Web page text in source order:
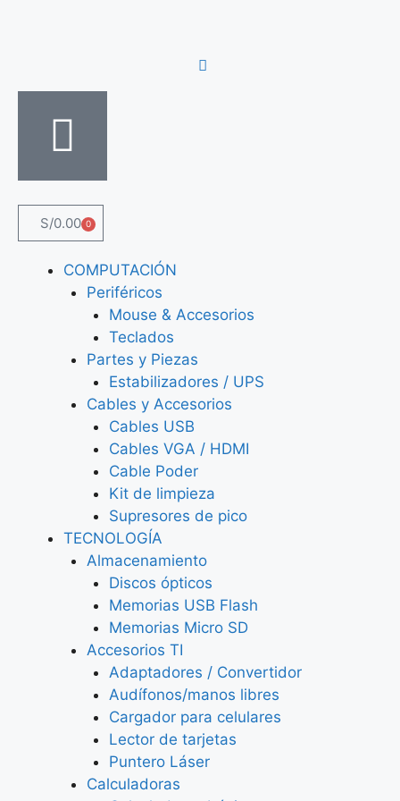
S/0.00 0
COMPUTACIÓN
Periféricos
Mouse & Accesorios
Teclados
Partes y Piezas
Estabilizadores / UPS
Cables y Accesorios
Cables USB
Cables VGA / HDMI
Cable Poder
Kit de limpieza
Supresores de pico
TECNOLOGÍA
Almacenamiento
Discos ópticos
Memorias USB Flash
Memorias Micro SD
Accesorios TI
Adaptadores / Convertidor
Audífonos/manos libres
Cargador para celulares
Lector de tarjetas
Puntero Láser
Calculadoras